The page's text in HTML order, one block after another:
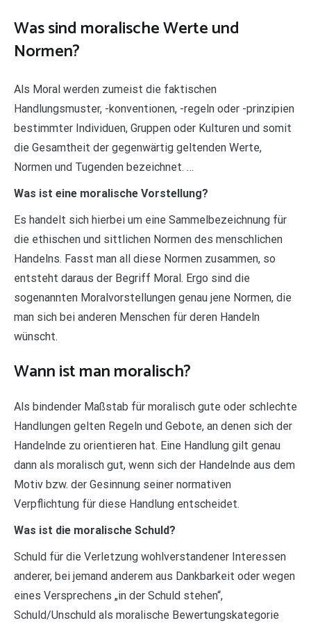
Was sind moralische Werte und
Normen?
Als Moral werden zumeist die faktischen
Handlungsmuster, -konventionen, -regeln oder -prinzipien
bestimmter Individuen, Gruppen oder Kulturen und somit
die Gesamtheit der gegenwärtig geltenden Werte,
Normen und Tugenden bezeichnet. …
Was ist eine moralische Vorstellung?
Es handelt sich hierbei um eine Sammelbezeichnung für
die ethischen und sittlichen Normen des menschlichen
Handelns. Fasst man all diese Normen zusammen, so
entsteht daraus der Begriff Moral. Ergo sind die
sogenannten Moralvorstellungen genau jene Normen, die
man sich bei anderen Menschen für deren Handeln
wünscht.
Wann ist man moralisch?
Als bindender Maßstab für moralisch gute oder schlechte
Handlungen gelten Regeln und Gebote, an denen sich der
Handelnde zu orientieren hat. Eine Handlung gilt genau
dann als moralisch gut, wenn sich der Handelnde aus dem
Motiv bzw. der Gesinnung seiner normativen
Verpflichtung für diese Handlung entscheidet.
Was ist die moralische Schuld?
Schuld für die Verletzung wohlverstandener Interessen
anderer, bei jemand anderem aus Dankbarkeit oder wegen
eines Versprechens „in der Schuld stehen“,
Schuld/Unschuld als moralische Bewertungskategorie